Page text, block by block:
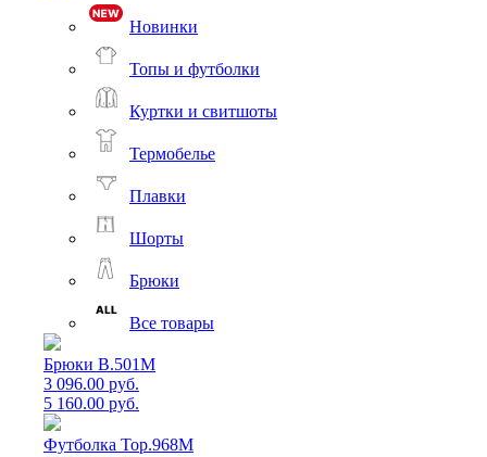
Новинки
Топы и футболки
Куртки и свитшоты
Термобелье
Плавки
Шорты
Брюки
Все товары
Брюки B.501M
3 096.00 руб.
5 160.00 руб.
Футболка Top.968M